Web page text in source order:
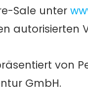
Sale unter
autorisierten
von
GmbH.